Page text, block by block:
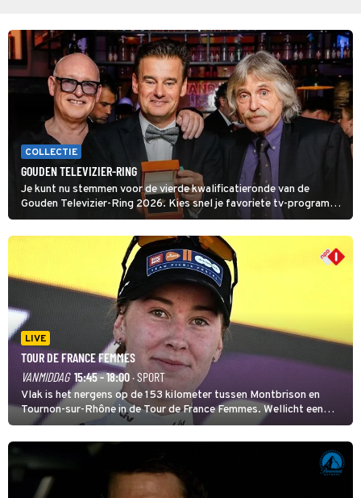
COLLECTIE
GOUDEN TELEVIZIER-RING
Je kunt nu stemmen voor de vierde kwalificatieronde van de
Gouden Televizier-Ring 2026. Kies snel je favoriete tv-programma
én streamingshow .
LIVE
TOUR DE FRANCE FEMMES
VANMIDDAG 15:45 - 18:00· SPORT
Vlak is het nergens op de 153 kilometer tussen Montbrison en
Tournon-sur-Rhône in de Tour de France Femmes. Wellicht een
kans voor Nienke Vinke, die vorig jaar de witte trui won.